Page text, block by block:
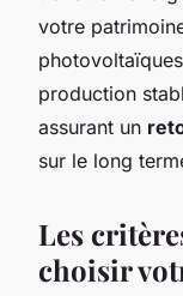
votre
production
assurant un
sur le long
Les
choisir